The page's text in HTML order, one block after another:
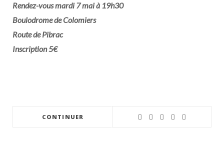
Rendez-vous mardi 7 mai à 19h30
Boulodrome de Colomiers
Route de Pibrac
Inscription 5€
CONTINUER